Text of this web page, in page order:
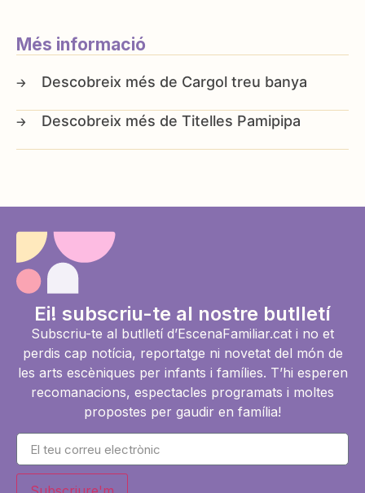
Més informació
Cargol treu banya
Titelles Pamipipa
Ei! subscriu-te al nostre butlletí
Subscriu-te al butlletí d’EscenaFamiliar.cat i no et
perdis cap notícia, reportatge ni novetat del món de
les arts escèniques per infants i famílies. T’hi esperen
recomanacions, espectacles programats i moltes
propostes per gaudir en família!